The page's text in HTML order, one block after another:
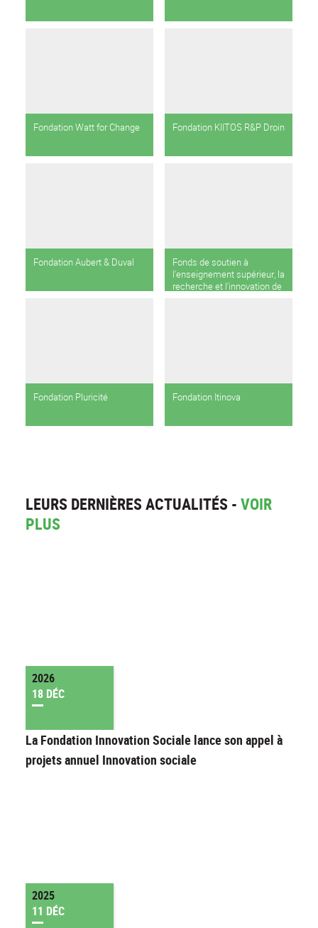
Fondation Watt for Change Fondation KIITOS R&P Droin
Fondation Aubert & Duval
Fonds de soutien à
l'enseignement supérieur, la
recherche et l'innovation de
Fondation Pluricité Fondation Itinova
LEURS DERNIÈRES ACTUALITÉS - VOIR
PLUS
2026
18 DÉC
La Fondation Innovation Sociale lance son appel à
projets annuel Innovation sociale
2025
11 DÉC